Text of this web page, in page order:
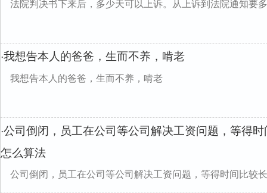
法院判决书下来后，多少天可以上诉。从上诉到法院通知要
·我想告本人的爸爸，生而不养，啃老
我想告本人的爸爸，生而不养，啃老
·公司倒闭，员工在公司等公司解决工资问题，等得
怎么算法
公司倒闭，员工在公司等公司解决工资问题，等得时间比较